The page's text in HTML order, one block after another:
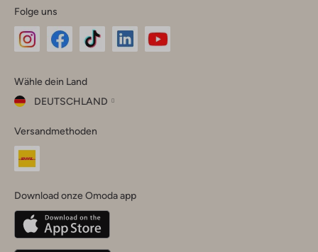
Folge uns
Instagram
Facebook
TikTok
Wähle dein Land
DEUTSCHLAND
dein
Land
Belgique(Français)
Deutschland
Versandmethoden
Download onze Omoda app